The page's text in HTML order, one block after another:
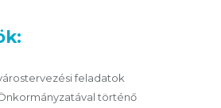
feladatok
történő